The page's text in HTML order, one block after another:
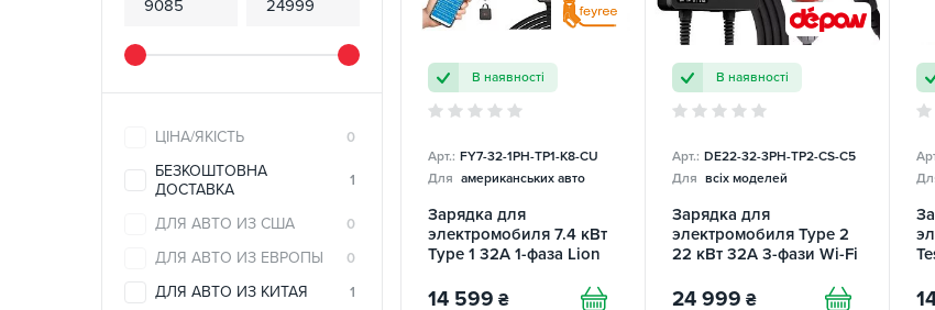
ЦІНА/ЯКІСТЬ 0
БЕЗКОШТОВНА
ДОСТАВКА
1
ДЛЯ АВТО ИЗ США 0
ДЛЯ АВТО ИЗ ЕВРОПЫ 0
ДЛЯ АВТО ИЗ КИТАЯ 1
В наявності
Арт.: FY7-32-1PH-TP1-K8-CU
Для американських авто
Зарядка для
электромобиля 7.4 кВт
Type 1 32А 1-фаза Lion
14 599 ₴
В наявності
Арт.: DE22-32-3PH-TP2-CS-C5
Для всіх моделей
Зарядка для
электромобиля Type 2
22 кВт 32A 3-фази Wi-Fi
24 999 ₴